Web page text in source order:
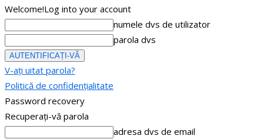
Welcome!Log into your account
numele dvs de utilizator
parola dvs
V-ați uitat parola?
Politică de confidențialitate
Password recovery
Recuperați-vă parola
adresa dvs de email